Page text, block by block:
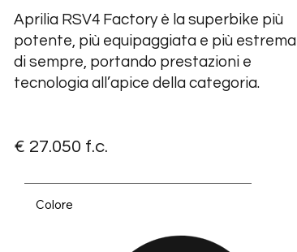
Aprilia RSV4 Factory è la superbike più
potente, più equipaggiata e più estrema
di sempre, portando prestazioni e
tecnologia all’apice della categoria.
€ 27.050 f.c.
Colore